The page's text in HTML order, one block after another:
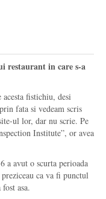
restaurant in care s-a
fistichiu, desi
fata si vedeam scris
ul lor, dar nu scrie. Pe
Institute”, or avea
a avut o scurta perioada
ca va fi punctul
asa.